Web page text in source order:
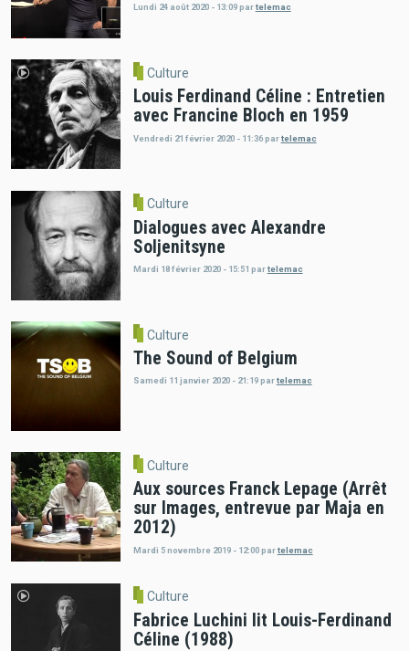
Lundi 24 août 2020 - 13:09 partelemac
Culture
Louis Ferdinand Céline : Entretien
avec Francine Bloch en 1959
Vendredi 21 février 2020 - 11:36 partelemac
Culture
Dialogues avec Alexandre
Soljenitsyne
Mardi 18 février 2020 - 15:51 partelemac
Culture
The Sound of Belgium
Samedi 11 janvier 2020 - 21:19 partelemac
Culture
Aux sources Franck Lepage (Arrêt
sur Images, entrevue par Maja en
2012)
Mardi 5 novembre 2019 - 12:00 partelemac
Culture
Fabrice Luchini lit Louis-Ferdinand
Céline (1988)